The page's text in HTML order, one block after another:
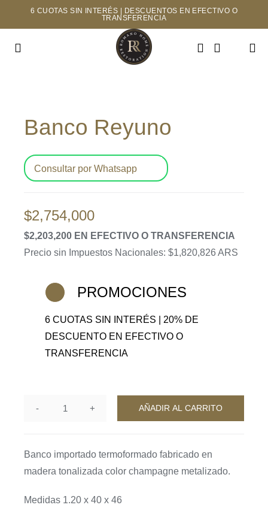
6 CUOTAS SIN INTERÉS | DESCUENTOS EN EFECTIVO O
TRANSFERENCIA
Toggle
TIENDA
MAYORISTAS
CONTACTO
Banco Reyuno
Consultar por Whatsapp
$2,754,000
$2,203,200 EN EFECTIVO O TRANSFERENCIA
Precio sin Impuestos Nacionales: $1,820,826 ARS
PROMOCIONES
6 CUOTAS SIN INTERÉS | 20% DE
DESCUENTO EN EFECTIVO O
TRANSFERENCIA
Banco
AÑADIR AL CARRITO
Banco importado termoformado fabricado en
madera tonalizada color champagne metalizado.
Medidas 1.20 x 40 x 46